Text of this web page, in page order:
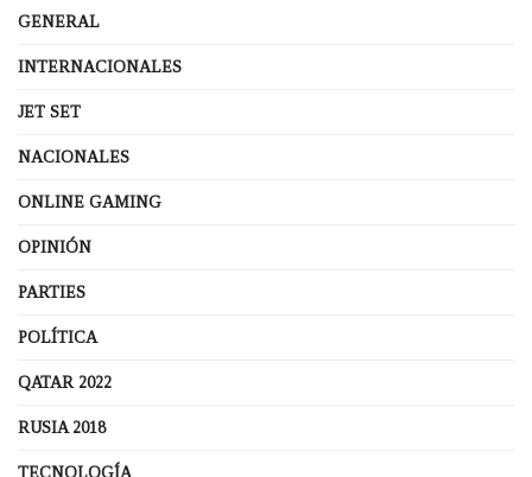
GENERAL
INTERNACIONALES
JET SET
NACIONALES
ONLINE GAMING
OPINIÓN
PARTIES
POLÍTICA
QATAR 2022
RUSIA 2018
TECNOLOGÍA